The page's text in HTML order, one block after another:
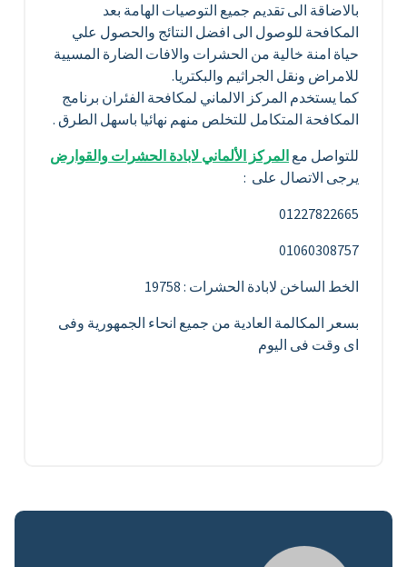
بالاضاقة الى تقديم جميع التوصيات الهامة بعد
المكافحة للوصول الى افضل النتائج والحصول علي
حياة امنة خالية من الحشرات والافات الضارة المسيية
للامراض ونقل الجراثيم والبكتريا.
كما يستخدم المركز الالماني لمكافحة الفئران برنامج
المكافحة المتكامل للتخلص منهم نهائيا باسهل الطرق .
للتواصل مع المركز الألماني لابادة الحشرات والقوارض
يرجى الاتصال على :
01227822665
01060308757
الخط الساخن لابادة الحشرات : 19758
بسعر المكالمة العادية من جميع انحاء الجمهورية وفى
اى وقت فى اليوم